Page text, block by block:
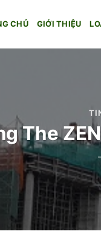
CHỦ GIỚI THIỆU
The